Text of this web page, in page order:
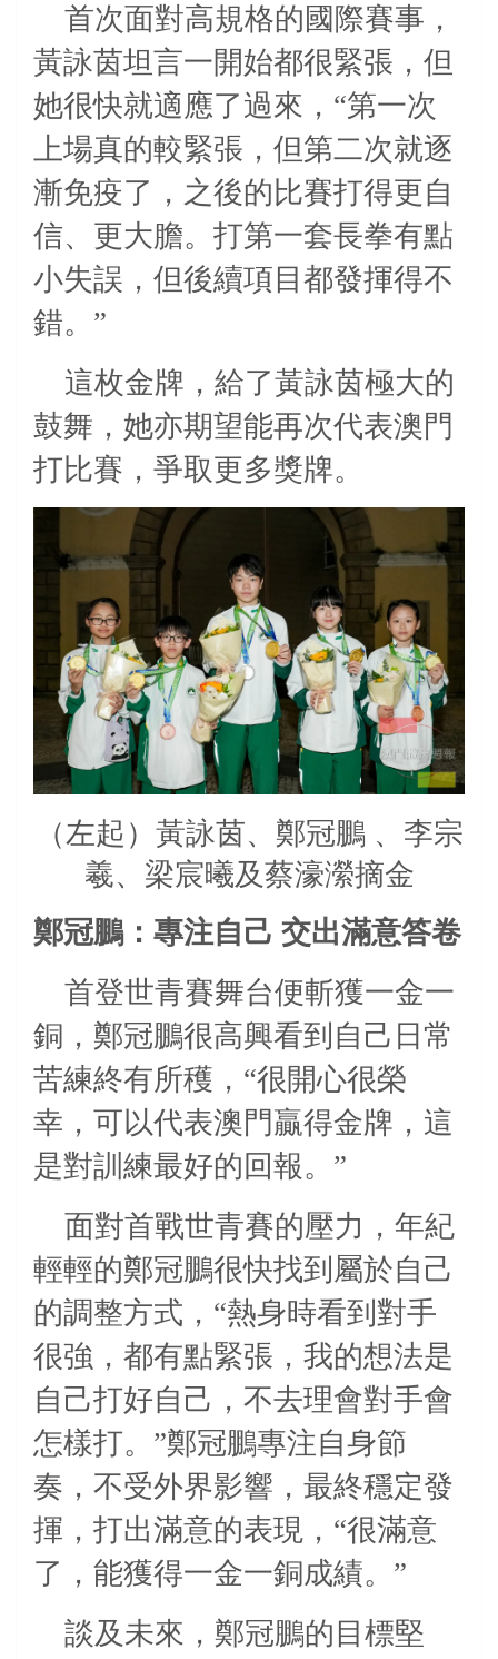
首次面對高規格的國際賽事，
黃詠茵坦言一開始都很緊張，但
她很快就適應了過來，“第一次
上場真的較緊張，但第二次就逐
漸免疫了，之後的比賽打得更自
信、更大膽。打第一套長拳有點
小失誤，但後續項目都發揮得不
錯。”
這枚金牌，給了黃詠茵極大的
鼓舞，她亦期望能再次代表澳門
打比賽，爭取更多獎牌。
（左起）黃詠茵、鄭冠鵬 、李宗
羲、梁宸曦及蔡濠瀠摘金
鄭冠鵬：專注自己 交出滿意答卷
首登世青賽舞台便斬獲一金一
銅，鄭冠鵬很高興看到自己日常
苦練終有所穫，“很開心很榮
幸，可以代表澳門贏得金牌，這
是對訓練最好的回報。”
面對首戰世青賽的壓力，年紀
輕輕的鄭冠鵬很快找到屬於自己
的調整方式，“熱身時看到對手
很強，都有點緊張，我的想法是
自己打好自己，不去理會對手會
怎樣打。”鄭冠鵬專注自身節
奏，不受外界影響，最終穩定發
揮，打出滿意的表現，“很滿意
了，能獲得一金一銅成績。”
談及未來，鄭冠鵬的目標堅